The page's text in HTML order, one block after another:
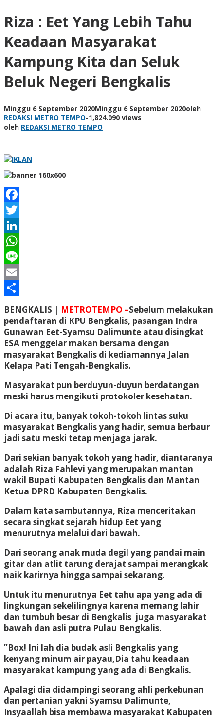
Riza : Eet Yang Lebih Tahu
Keadaan Masyarakat
Kampung Kita dan Seluk
Beluk Negeri Bengkalis
Minggu 6 September 2020Minggu 6 September 2020oleh
REDAKSI METRO TEMPO-1,824.090 views
oleh REDAKSI METRO TEMPO
Facebook
Twitter
LinkedIn
WhatsApp
Line
Email
BENGKALIS | METROTEMPO –Sebelum melakukan
pendaftaran di KPU Bengkalis, pasangan Indra
Gunawan Eet-Syamsu Dalimunte atau disingkat
ESA menggelar makan bersama dengan
masyarakat Bengkalis di kediamannya Jalan
Kelapa Pati Tengah-Bengkalis.
Masyarakat pun berduyun-duyun berdatangan
meski harus mengikuti protokoler kesehatan.
Di acara itu, banyak tokoh-tokoh lintas suku
masyarakat Bengkalis yang hadir, semua berbaur
jadi satu meski tetap menjaga jarak.
Dari sekian banyak tokoh yang hadir, diantaranya
adalah Riza Fahlevi yang merupakan mantan
wakil Bupati Kabupaten Bengkalis dan Mantan
Ketua DPRD Kabupaten Bengkalis.
Dalam kata sambutannya, Riza menceritakan
secara singkat sejarah hidup Eet yang
menurutnya melalui dari bawah.
Dari seorang anak muda degil yang pandai main
gitar dan atlit tarung derajat sampai merangkak
naik karirnya hingga sampai sekarang.
Untuk itu menurutnya Eet tahu apa yang ada di
lingkungan sekelilingnya karena memang lahir
dan tumbuh besar di Bengkalis juga masyarakat
bawah dan asli putra Pulau Bengkalis.
”Box! Ini lah dia budak asli Bengkalis yang
kenyang minum air payau,Dia tahu keadaan
masyarakat kampung yang ada di Bengkalis.
Apalagi dia didampingi seorang ahli perkebunan
dan pertanian yakni Syamsu Dalimunte,
Insyaallah bisa membawa masyarakat Kabupaten